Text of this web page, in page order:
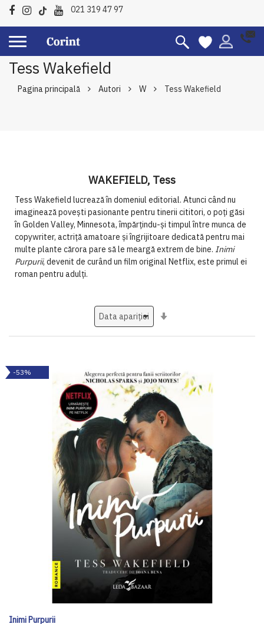
021 319 47 97
Tess Wakefield
Pagina principală Autori W Tess Wakefield
WAKEFIELD, Tess
Tess Wakefield lucrează în domeniul editorial. Atunci când nu
imaginează povești pasionante pentru tinerii cititori, o poți găsi
în Golden Valley, Minnesota, împărțindu-și timpul între munca de
copywriter, actriță amatoare și îngrijitoare dedicată pentru mai
multe plante cărora pare să le meargă extrem de bine. Inimi
Purpurii, devenit de curând un film original Netflix, este primul ei
roman pentru adulți.
-53%
Inimi Purpurii